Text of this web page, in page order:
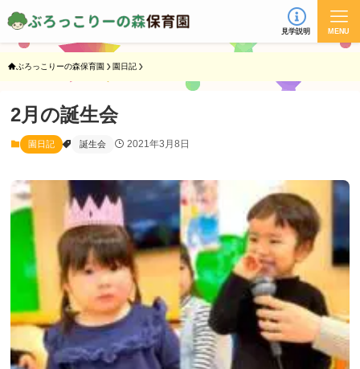
見学説明 MENU
ぶろっこりーの森保育園 園日記
2月の誕生会
園日記 誕生会 2021年3月8日